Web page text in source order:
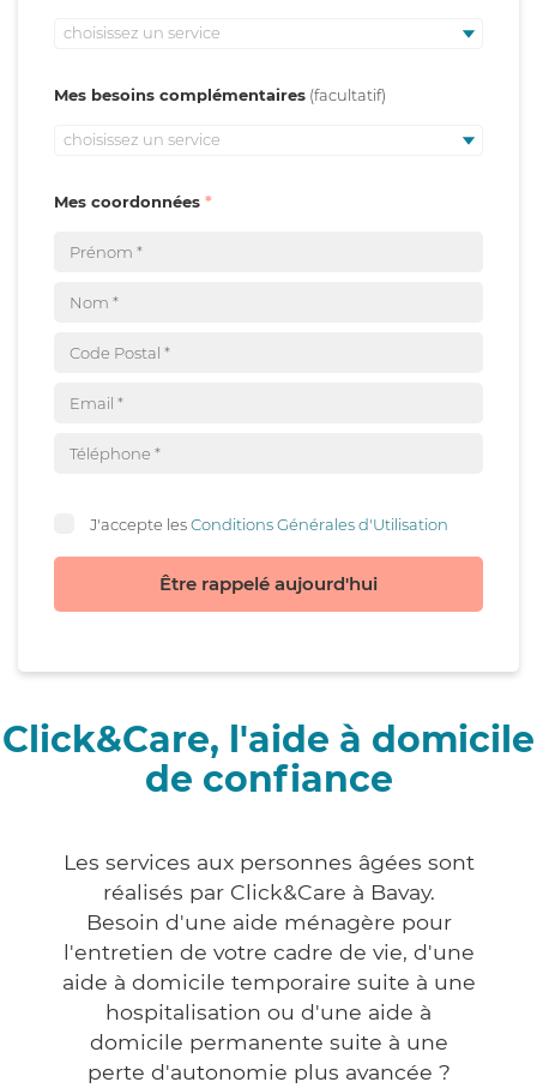
choisissez un service
Mes besoins complémentaires
choisissez un service
Mes coordonnées
J'accepte lesConditions Générales d'Utilisation
Être rappelé aujourd'hui
Click&Care, l'aide à domicile
de confiance
Les services aux personnes âgées sont
réalisés par Click&Care à Bavay.
Besoin d'une aide ménagère pour
l'entretien de votre cadre de vie, d'une
aide à domicile temporaire suite à une
hospitalisation ou d'une aide à
domicile permanente suite à une
perte d'autonomie plus avancée ?